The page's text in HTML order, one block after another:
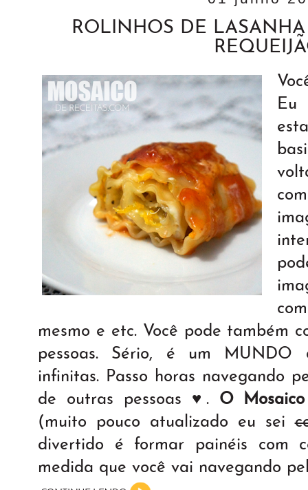
ROLINHOS DE
Eu
mesmo e etc. Você pode também
pessoas. Sério, é um MUNDO
infinitas. Passo horas navegando
de outras pessoas ♥. O
(muito pouco atualizado eu sei
divertido é formar painéis com
medida que você vai navegando